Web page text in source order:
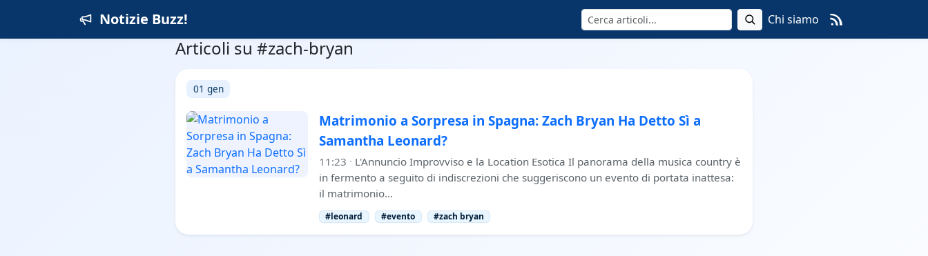
Notizie Buzz! Cerca Chi siamo
Articoli su #zach-bryan
01 gen
Matrimonio a Sorpresa in Spagna: Zach Bryan Ha Detto Sì a
Samantha Leonard?
11:23 · L'Annuncio Improvviso e la Location Esotica Il panorama della musica country è
in fermento a seguito di indiscrezioni che suggeriscono un evento di portata inattesa:
il matrimonio…
#leonard #evento #zach bryan